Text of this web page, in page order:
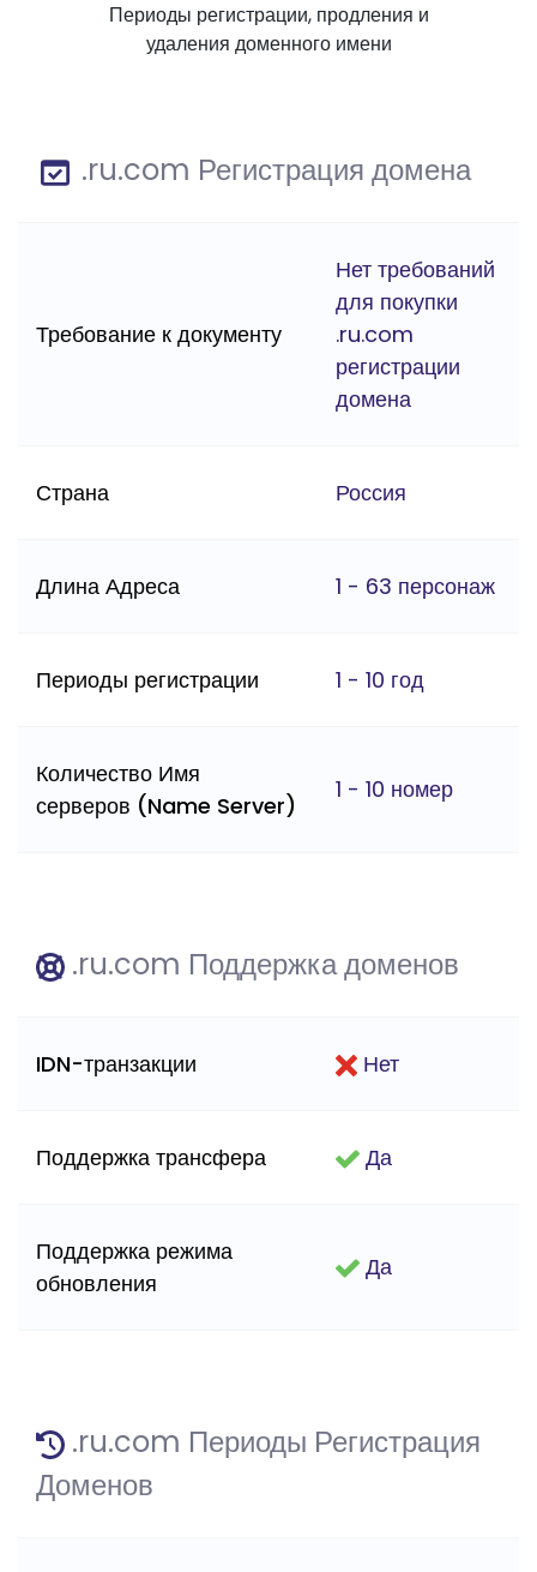
Периоды регистрации, продления и
удаления доменного имени
.ru.com Регистрация домена
Требование к документу
Нет требований
для покупки
.ru.com
регистрации
домена
Страна Россия
Длина Адреса 1 - 63 персонаж
Периоды регистрации 1 - 10 год
Количество Имя
серверов (Name Server)
1 - 10 номер
.ru.com Поддержка доменов
IDN-транзакции Нет
Поддержка трансфера Да
Поддержка режима
обновления
Да
.ru.com Периоды Регистрация
Доменов